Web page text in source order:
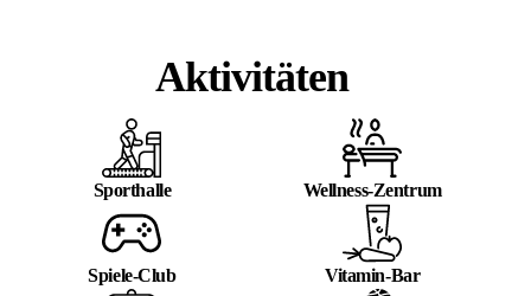
Aktivitäten
Sporthalle Wellness-Zentrum
Spiele-Club Vitamin-Bar